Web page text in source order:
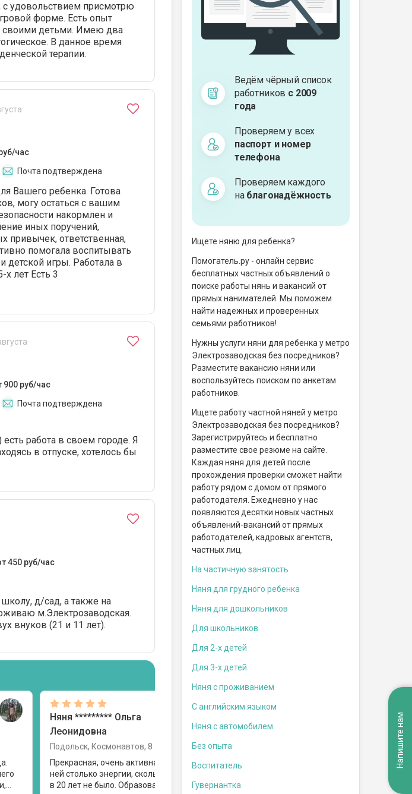
с удовольствием присмотрю
форме. Есть опыт
своими детьми. Имею два
В данное время
терапии.
час
Почта подтверждена
Вашего ребенка. Готова
могу остаться с вашим
накормлен и
иных поручений,
привычек, ответственная,
помогала воспитывать
детской игры. Работала в
х лет Есть 3
900 руб/час
Почта подтверждена
работа в своем городе. Я
в отпуске, хотелось бы
450 руб/час
д/сад, а также на
м.Электрозаводская.
внуков (21 и 11 лет).
Няня ********* Ольга
Леонидовна
Подольск, Космонавтов, 8
Прекрасная, очень активная няня! В
ней столько энергии, сколько у меня
в 20 лет не было. Образованная,
Аня — прекрасный человек и няня!
Помогает мне уже больше года,
Посмотреть отзыв
Ведём чёрный список
работников с 2009
года
Проверяем у всех
паспорт и номер
телефона
Проверяем каждого
на благонадёжность
Ищете няню для ребенка?
Помогатель.ру - онлайн сервис
бесплатных частных объявлений о
поиске работы нянь и вакансий от
прямых нанимателей. Мы поможем
найти надежных и проверенных
семьями работников!
Нужны услуги няни для ребенка у метро
Электрозаводская без посредников?
Разместите вакансию няни или
воспользуйтесь поиском по анкетам
работников.
Ищете работу частной няней у метро
Электрозаводская без посредников?
Зарегистрируйтесь и бесплатно
разместите свое резюме на сайте.
Каждая няня для детей после
прохождения проверки сможет найти
работу рядом с домом от прямого
работодателя. Ежедневно у нас
появляются десятки новых частных
объявлений-вакансий от прямых
работодателей, кадровых агентств,
частных лиц.
На частичную занятость
Няня для грудного ребенка
Няня для дошкольников
Для школьников
Для 2-х детей
Для 3-х детей
Няня с проживанием
С английским языком
Няня с автомобилем
Без опыта
Воспитатель
Гувернантка
Напишите нам